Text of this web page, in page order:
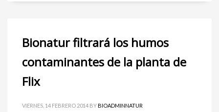
Bionatur filtrará los humos
contaminantes de la planta de
Flix
VIERNES, 14 FEBRERO 2014 BYBIOADMINNATUR